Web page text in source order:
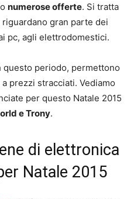
numerose offerte. Si tratta
gran parte dei
pc, agli elettrodomestici.
questo periodo, permettono
prezzi stracciati. Vediamo
per questo Natale 2015
e Trony.
di elettronica
Natale 2015